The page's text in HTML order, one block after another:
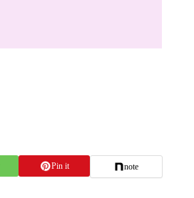
Pin it note